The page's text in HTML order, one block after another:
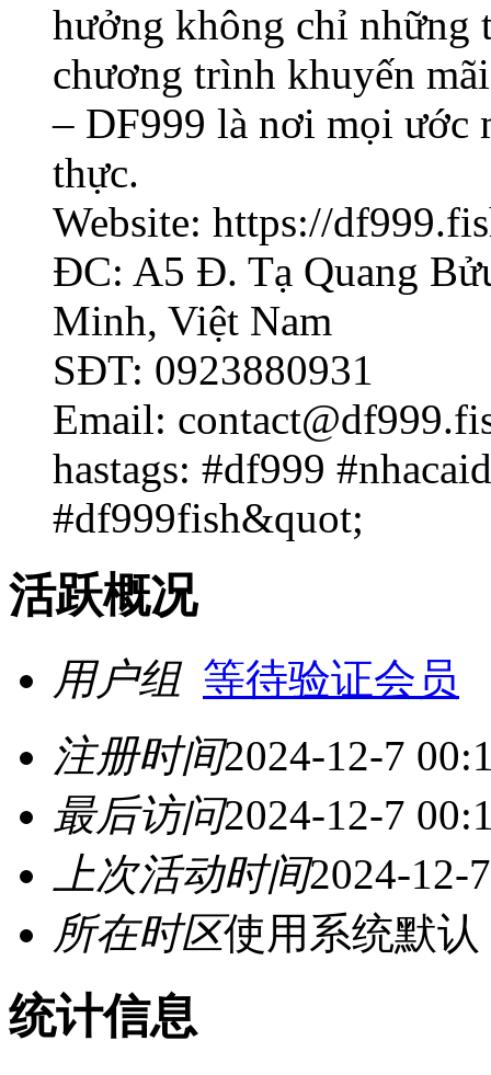
hưởng không chỉ những
chương trình khuyến
– DF999 là nơi mọi ước
thực.
Website: https://
ĐC: A5 Đ. Tạ Quang
Minh, Việt Nam
SĐT: 0923880931
Email:
hastags: #df999
#df999fish&quot;
活跃概况
用户组 等待验证会员
注册时间2024-12-7
最后访问2024-12-7
上次活动时间2024-12-
所在时区使用系统默认
统计信息